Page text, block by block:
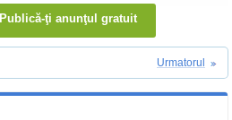
Publică-ţi anunţul gratuit
Urmatorul